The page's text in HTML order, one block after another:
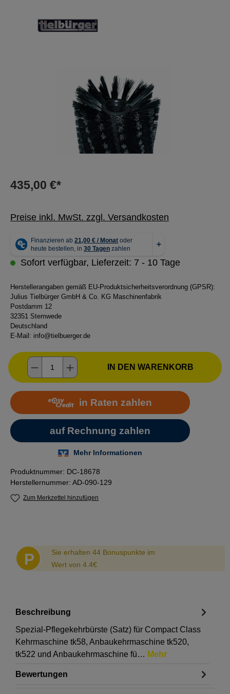
435,00 €*
Preise inkl. MwSt. zzgl. Versandkosten
Sofort verfügbar, Lieferzeit: 7 - 10 Tage
Herstellerangaben gemäß EU-Produktsicherheitsverordnung (GPSR):
Julius Tielbürger GmbH & Co. KG Maschinenfabrik
Postdamm 12
32351 Stemwede
Deutschland
E-Mail: info@tielbuerger.de
Produkt Anzahl: Gib den gewünschten
IN DEN WARENKORB
Produktnummer: DC-18678
Herstellernummer: AD-090-129
Zum Merkzettel hinzufügen
P
Sie erhalten 44 Bonuspunkte im
Wert von 4.4€
Beschreibung
Spezial-Pflegekehrbürste (Satz) für Compact Class
Kehrmaschine tk58, Anbaukehrmaschine tk520,
tk522 und Anbaukehrmaschine fü… Mehr
Bewertungen